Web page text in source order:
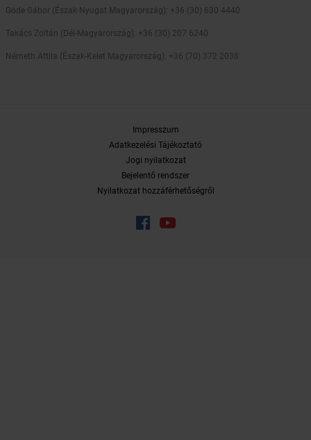
Göde Gábor (Észak-Nyugat Magyarország): +36 (30) 630 4440
Takács Zoltán (Dél-Magyarország): +36 (30) 207 6240
Németh Attila (Észak-Kelet Magyarország): +36 (70) 372 2038
Impresszum
Adatkezelési Tájékoztató
Jogi nyilatkozat
Bejelentő rendszer
Nyilatkozat hozzáférhetőségről